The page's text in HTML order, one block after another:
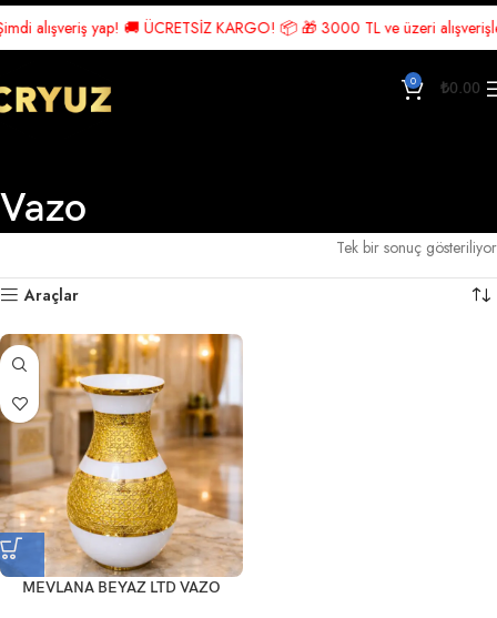
yap! 🚚 ÜCRETSİZ KARGO! 📦 🎁 3000 TL ve üzeri
0 ₺0.00
Vazo
Tek bir sonuç gösteriliyor
Araçlar
MEVLANA BEYAZ LTD VAZO